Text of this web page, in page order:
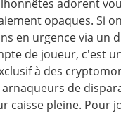
adorent
opaques. Si
en urgence via un
de joueur, c'est
à des
de
caisse pleine. Pour